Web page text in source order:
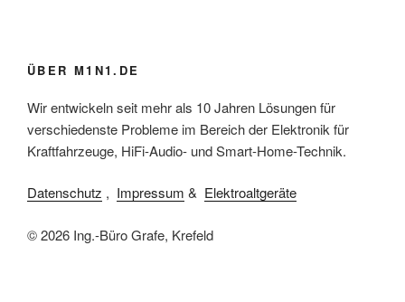
ÜBER M1N1.DE
Wir entwickeln seit mehr als 10 Jahren Lösungen für
verschiedenste Probleme im Bereich der Elektronik für
Kraftfahrzeuge, HiFi-Audio- und Smart-Home-Technik.
Datenschutz , Impressum & Elektroaltgeräte
© 2026 Ing.-Büro Grafe, Krefeld